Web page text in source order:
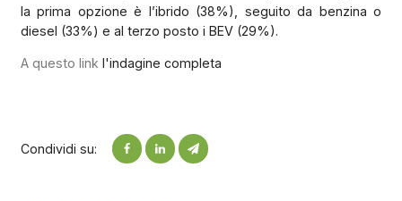
la prima opzione è l’ibrido (38%), seguito da benzina o
diesel (33%) e al terzo posto i BEV (29%).
A questo link l'indagine completa
Condividi su: